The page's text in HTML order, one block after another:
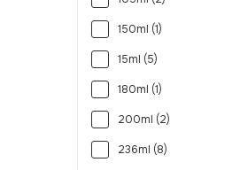
150ml (1)
15ml (5)
180ml (1)
200ml (2)
236ml (8)